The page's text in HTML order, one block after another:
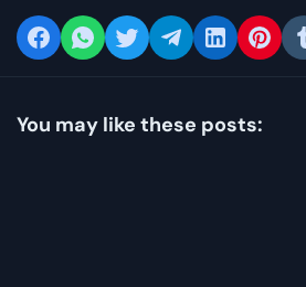
You may like these posts: